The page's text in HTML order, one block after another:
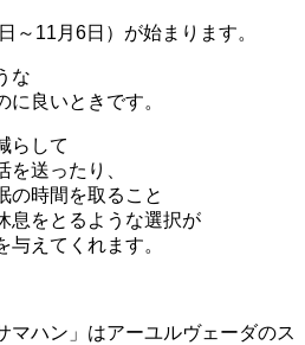
～11月6日）が始まります。
な
良いときです。
らして
送ったり、
の時間を取ること
息をとるような選択が
えてくれます。
マハン」はアーユルヴェーダのス